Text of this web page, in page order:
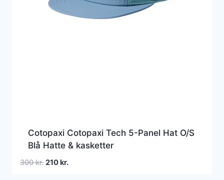
Cotopaxi Cotopaxi Tech 5-Panel Hat O/S
Blå Hatte & kasketter
300kr. Den
210kr.Den